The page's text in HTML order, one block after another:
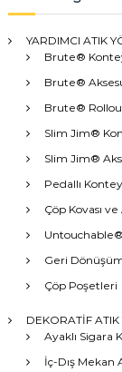
YARDIMCI ATIK
Brute®
Brute®
Brute®
Slim Jim®
Slim Jim®
Pedallı
Çöp Kovası
Geri
Çöp Poşetleri
DEKORATİF
Ayaklı Sigara
İç-Dış Mekan